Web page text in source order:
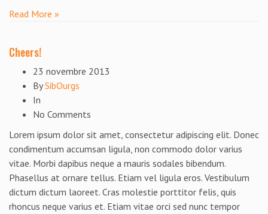
Read More »
Cheers!
23 novembre 2013
BySibOurgs
In
No Comments
Lorem ipsum dolor sit amet, consectetur adipiscing elit. Donec
condimentum accumsan ligula, non commodo dolor varius
vitae. Morbi dapibus neque a mauris sodales bibendum.
Phasellus at ornare tellus. Etiam vel ligula eros. Vestibulum
dictum dictum laoreet. Cras molestie porttitor felis, quis
rhoncus neque varius et. Etiam vitae orci sed nunc tempor